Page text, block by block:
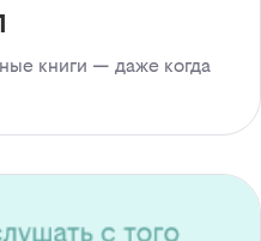
книги — даже когда